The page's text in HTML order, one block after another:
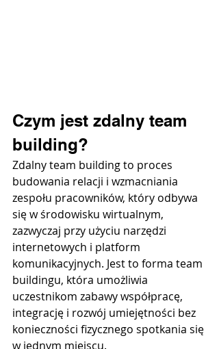
Czym jest zdalny team
building?
Zdalny team building to proces
budowania relacji i wzmacniania
zespołu pracowników, który odbywa
się w środowisku wirtualnym,
zazwyczaj przy użyciu narzędzi
internetowych i platform
komunikacyjnych. Jest to forma team
buildingu, która umożliwia
uczestnikom zabawy współpracę,
integrację i rozwój umiejętności bez
konieczności fizycznego spotkania się
w jednym miejscu.